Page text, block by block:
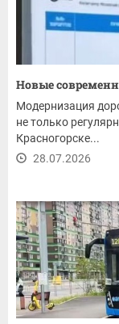
Новые
Модернизация
не только
Красногорске...
28.07.2026